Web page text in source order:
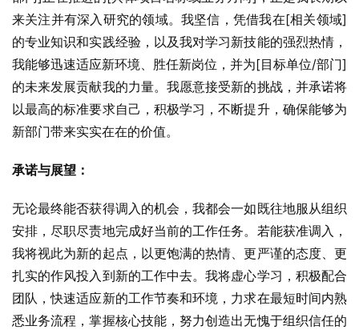
来关注并有深入研究的领域。我坚信，凭借我在[相关领域]
的专业知识和实践经验，以及我对学习新技能的强烈热情，
我能够迅速适应新环境、胜任新岗位，并为[目标单位/部门]
的未来发展贡献我的力量。我愿意接受新的挑战，并承诺将
以最高的标准要求自己，积极学习，不断提升，确保能够为
新部门带来实实在在的价值。
承诺与展望：
无论最终能否获得调入的机会，我都会一如既往地服从组织
安排，尽职尽责地完成好当前的工作任务。若能获准调入，
我将视此为新的起点，以更饱满的热情、更严谨的态度、更
扎实的作风投入到新的工作中去。我将虚心学习，积极配合
团队，快速适应新的工作节奏和环境，力求在最短时间内熟
悉业务流程，掌握核心技能，努力创造出无愧于组织信任的